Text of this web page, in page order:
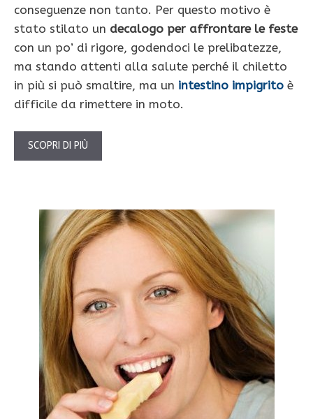
conseguenze non tanto. Per questo motivo è
stato stilato un decalogo per affrontare le feste
con un po’ di rigore, godendoci le prelibatezze,
ma stando attenti alla salute perché il chiletto
in più si può smaltire, ma un intestino impigrito è
difficile da rimettere in moto.
SCOPRI DI PIÙ